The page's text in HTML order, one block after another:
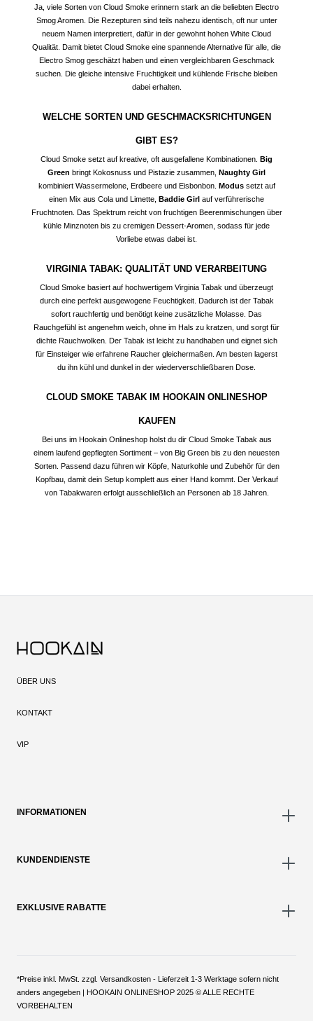
Ja, viele Sorten von Cloud Smoke erinnern stark an die beliebten Electro
Smog Aromen. Die Rezepturen sind teils nahezu identisch, oft nur unter
neuem Namen interpretiert, dafür in der gewohnt hohen White Cloud
Qualität. Damit bietet Cloud Smoke eine spannende Alternative für alle, die
Electro Smog geschätzt haben und einen vergleichbaren Geschmack
suchen. Die gleiche intensive Fruchtigkeit und kühlende Frische bleiben
dabei erhalten.
WELCHE SORTEN UND GESCHMACKSRICHTUNGEN
GIBT ES?
Cloud Smoke setzt auf kreative, oft ausgefallene Kombinationen.
Big
Green bringt Kokosnuss und Pistazie zusammen,
Naughty Girl
kombiniert Wassermelone, Erdbeere und Eisbonbon.
Modussetzt auf
einen Mix aus Cola und Limette,
Baddie Girl auf verführerische
Fruchtnoten. Das Spektrum reicht von fruchtigen Beerenmischungen über
kühle Minznoten bis zu cremigen Dessert-Aromen, sodass für jede
Vorliebe etwas dabei ist.
VIRGINIA TABAK: QUALITÄT UND VERARBEITUNG
Cloud Smoke basiert auf hochwertigem Virginia Tabak und überzeugt
durch eine perfekt ausgewogene Feuchtigkeit. Dadurch ist der Tabak
sofort rauchfertig und benötigt keine zusätzliche Molasse . Das
Rauchgefühl ist angenehm weich, ohne im Hals zu kratzen, und sorgt für
dichte Rauchwolken. Der Tabak ist leicht zu handhaben und eignet sich
für Einsteiger wie erfahrene Raucher gleichermaßen. Am besten lagerst
du ihn kühl und dunkel in der wiederverschließbaren Dose.
CLOUD SMOKE TABAK IM HOOKAIN ONLINESHOP
KAUFEN
Bei uns im Hookain Onlineshop holst du dir Cloud Smoke Tabak aus
einem laufend gepflegten Sortiment – von Big Green bis zu den neuesten
Sorten. Passend dazu führen wir Köpfe, Naturkohle und Zubehör für den
Kopfbau, damit dein Setup komplett aus einer Hand kommt. Der Verkauf
von Tabakwaren erfolgt ausschließlich an Personen ab 18 Jahren.
ÜBER UNS
KONTAKT
VIP
INFORMATIONEN
KUNDENDIENSTE
EXKLUSIVE RABATTE
*Preise inkl. MwSt. zzgl. Versandkosten - Lieferzeit 1-3 Werktage sofern nicht
anders angegeben | HOOKAIN ONLINESHOP 2025 © ALLE RECHTE
VORBEHALTEN